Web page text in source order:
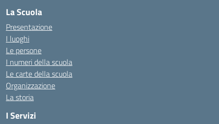
La Scuola
Presentazione
I luoghi
Le persone
I numeri della scuola
Le carte della scuola
Organizzazione
La storia
I Servizi